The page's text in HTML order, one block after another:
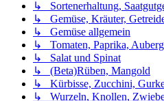
↳ Sortenerhaltung,
↳ Gemüse, Kräuter,
↳ Gemüse allgemein
↳ Tomaten, Paprika,
↳ Salat und Spinat
↳ (Beta)Rüben, Mangold
↳ Kürbisse, Zucchini,
↳ Wurzeln, Knollen,